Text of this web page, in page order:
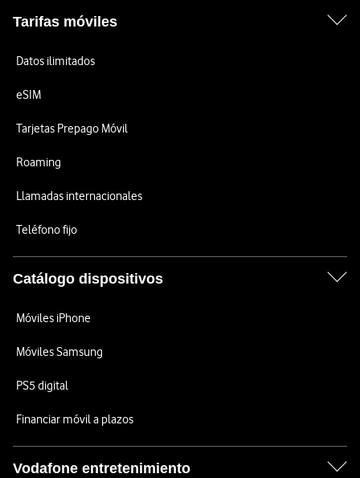
Tarifas móviles
Datos ilimitados
eSIM
Tarjetas Prepago Móvil
Roaming
Llamadas internacionales
Teléfono fijo
Catálogo dispositivos
Móviles iPhone
Móviles Samsung
PS5 digital
Financiar móvil a plazos
Vodafone entretenimiento